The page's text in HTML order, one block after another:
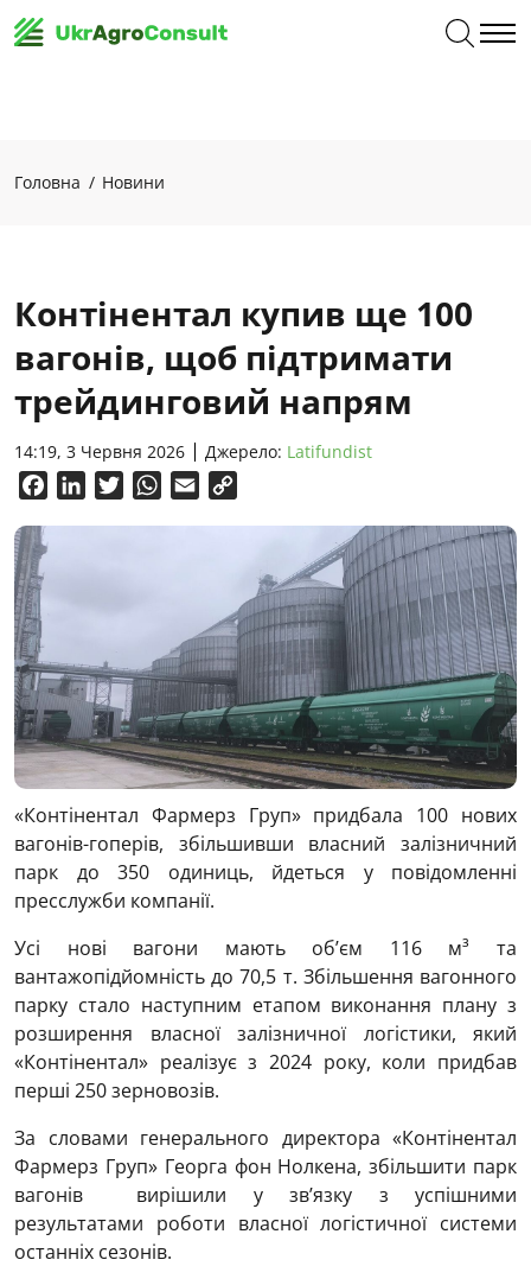
Головна Новини
Контінентал купив ще 100
вагонів, щоб підтримати
трейдинговий напрям
14:19, 3 Червня 2026 Джерело: Latifundist
FacebookLinkedInTwitterWhatsApp
Email
«Контінентал Фармерз Груп» придбала 100 нових
вагонів-гоперів, збільшивши власний залізничний
парк до 350 одиниць, йдеться у повідомленні
пресслужби компанії.
Усі нові вагони мають об’єм 116 м³ та
вантажопідйомність до 70,5 т. Збільшення вагонного
парку стало наступним етапом виконання плану з
розширення власної залізничної логістики, який
«Контінентал» реалізує з 2024 року, коли придбав
перші 250 зерновозів.
За словами генерального директора «Контінентал
Фармерз Груп» Георга фон Нолкена, збільшити парк
вагонів вирішили у зв’язку з успішними
результатами роботи власної логістичної системи
останніх сезонів.